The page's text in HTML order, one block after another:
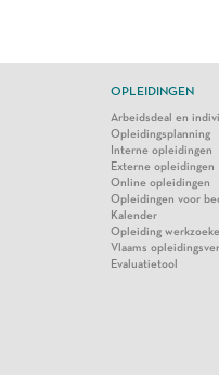
OPLEIDINGEN
Arbeidsdeal en
Opleidingsplanning
Interne opleidingen
Externe opleidingen
Online opleidingen
Opleidingen voor
Kalender
Opleiding
Vlaams
Evaluatietool